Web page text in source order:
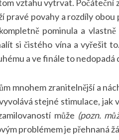
vztahu vytrvat. Počáteční
pravé povahy a rozdíly
pominula a
si čistého vína a vyřešit
a ve finále to nedopadá
mnohem zranitelnější a
stejné stimulace, jak
může (pozn.
problémem je přehnaná